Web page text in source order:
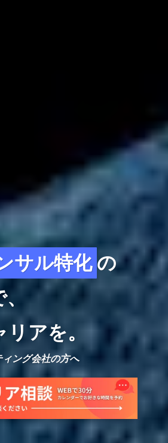
サル特化 の
アを。
ング会社の方へ